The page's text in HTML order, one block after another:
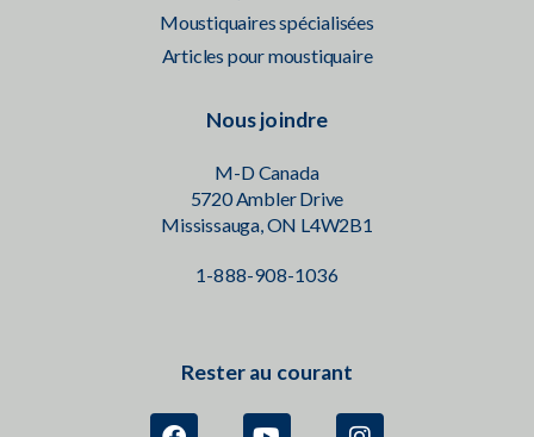
Moustiquaires spécialisées
Articles pour moustiquaire
Nous joindre
M-D Canada
5720 Ambler Drive
Mississauga, ON L4W2B1
1-888-908-1036
Rester au courant